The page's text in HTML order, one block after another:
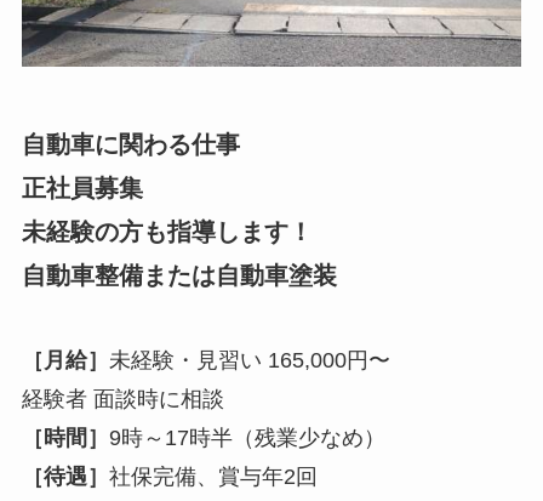
自動車に関わる仕事
正社員募集
未経験の方も指導します！
自動車整備または自動車塗装
［月給］ 未経験・見習い 165,000円〜
経験者 面談時に相談
［時間］ 9時～17時半（残業少なめ）
［待遇］ 社保完備、賞与年2回